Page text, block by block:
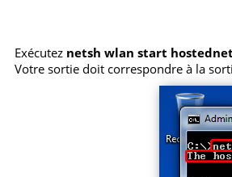
Exécutez netsh wlan start
Votre sortie doit correspondre à la